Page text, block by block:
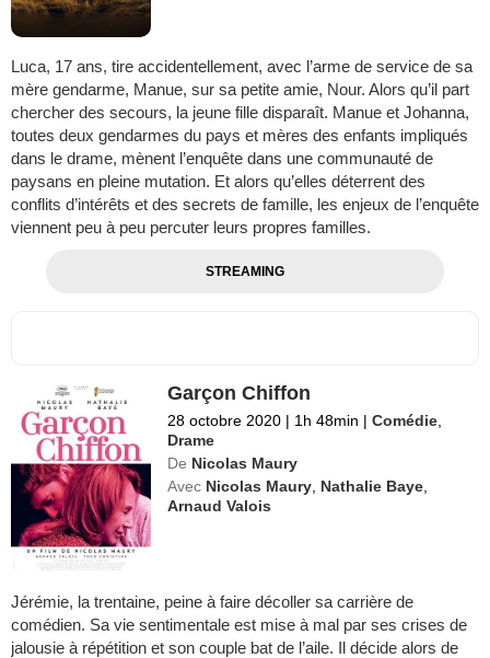
Luca, 17 ans, tire accidentellement, avec l’arme de service de sa
mère gendarme, Manue, sur sa petite amie, Nour. Alors qu’il part
chercher des secours, la jeune fille disparaît. Manue et Johanna,
toutes deux gendarmes du pays et mères des enfants impliqués
dans le drame, mènent l’enquête dans une communauté de
paysans en pleine mutation. Et alors qu’elles déterrent des
conflits d’intérêts et des secrets de famille, les enjeux de l’enquête
viennent peu à peu percuter leurs propres familles.
STREAMING
Garçon Chiffon
28 octobre 2020 | 1h 48min | Comédie
Drame
De Nicolas Maury
Avec Nicolas Maury Nathalie Baye
Arnaud Valois
Jérémie, la trentaine, peine à faire décoller sa carrière de
comédien. Sa vie sentimentale est mise à mal par ses crises de
jalousie à répétition et son couple bat de l’aile. Il décide alors de